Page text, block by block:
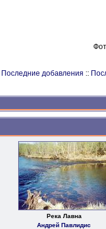
Последние добавления ::
Река Лавна
Андрей Павлидис